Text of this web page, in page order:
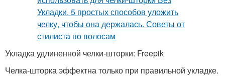
Укладка удлиненной челки-шторки: Freepik
Челка-шторка эффектна только при правильной укладке.